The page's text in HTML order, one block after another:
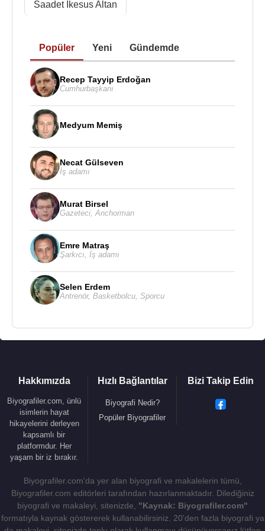
1982 - Yaylalar Yaylalar / Gabak (45'lik plak)
Kaynak:Biyografiler.com
Saadet İkesus Altan
Popüler Yeni Gündemde
Recep Tayyip Erdoğan
Cumhurbaşkanı
Medyum Memiş
Necat Gülseven
İş adamı
Murat Birsel
Gazeteci Anchorman
Emre Matraş
Şarkıcı İş adamı
Selen Erdem
Antrenör, Basketbolcu Sporcu
Hakkımızda
Biyografiler.com, ünlü
isimlerin hayat
hikayelerini derleyen
kapsamlı bir
platformdur. Her
yaşam bir iz bırakır.
Hızlı Bağlantılar
Biyografi Nedir?
Popüler Biyografiler
Bizi Takip Edin
Biyografiler.com'da yer alan biyografi ve makalelerin tümü,
Biyografiler.com editörleri tarafından hazırlanmaktadır. Dilediğiniz
biyografi ve makaleyi, sitenizde, "Kaynak: Biyografiler.com"
formatıyla kaynak göstererek kullanabilirsiniz. 20'den fazla biyografi ya